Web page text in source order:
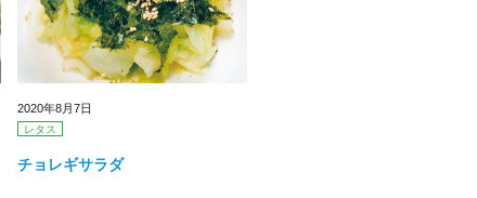
2020年8月7日
レタス
チョレギサラダ